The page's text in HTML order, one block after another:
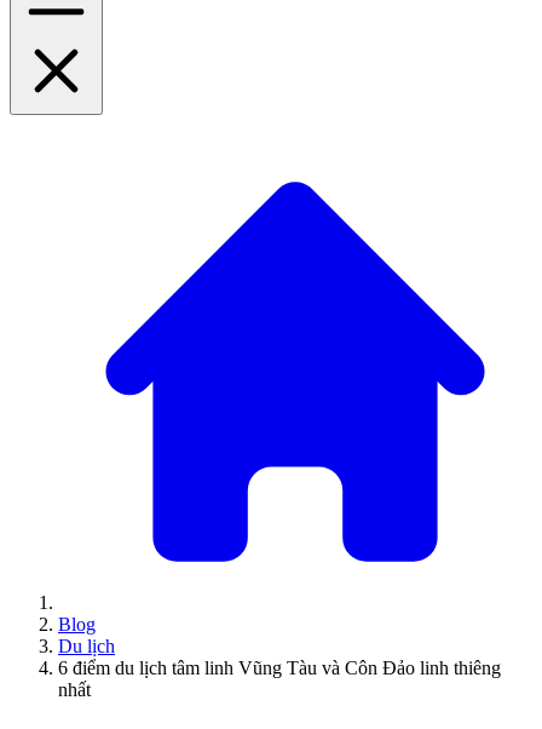
Blog
Du lịch
6 điểm du lịch tâm linh Vũng Tàu và Côn Đảo linh thiêng
nhất